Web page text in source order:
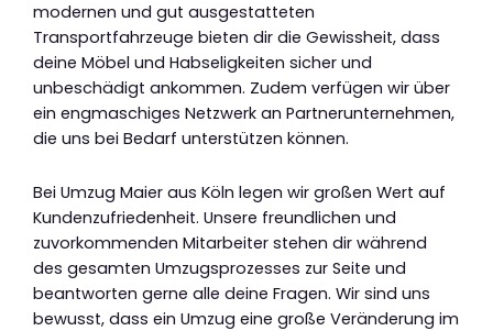
modernen und gut ausgestatteten
Transportfahrzeuge bieten dir die Gewissheit, dass
deine Möbel und Habseligkeiten sicher und
unbeschädigt ankommen. Zudem verfügen wir über
ein engmaschiges Netzwerk an Partnerunternehmen,
die uns bei Bedarf unterstützen können.
Bei Umzug Maier aus Köln legen wir großen Wert auf
Kundenzufriedenheit. Unsere freundlichen und
zuvorkommenden Mitarbeiter stehen dir während
des gesamten Umzugsprozesses zur Seite und
beantworten gerne alle deine Fragen. Wir sind uns
bewusst, dass ein Umzug eine große Veränderung im